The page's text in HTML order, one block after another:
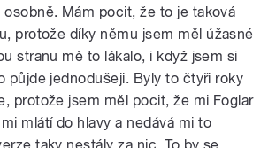
osobně. Mám pocit, že to je taková
protože díky němu jsem měl úžasné
stranu mě to lákalo, i když jsem si
půjde jednodušeji. Byly to čtyři roky
protože jsem měl pocit, že mi Foglar
mlátí do hlavy a nedává mi to